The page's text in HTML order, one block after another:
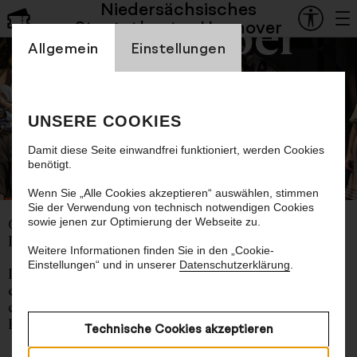
Einstellung Cookienbanner
Allgemein
Einstellungen
UNSERE COOKIES
Damit diese Seite einwandfrei funktioniert, werden Cookies
benötigt.
Wenn Sie „Alle Cookies akzeptieren“ auswählen, stimmen
Sie der Verwendung von technisch notwendigen Cookies
sowie jenen zur Optimierung der Webseite zu.
Weitere Informationen finden Sie in den „Cookie-
Einstellungen“ und in unserer Datenschutzerklärung
Technische Cookies akzeptieren
Niedersächsisches
Staatstheater Hannover
Staatsoper
Hänsel und Gretel
Oper von Engelbert Humperdinck
Libretto von Adelheid Wette
In deutscher Sprache mit deutschen und
englischen Übertiteln
ca. 2 Stunden 5 Minuten, eine Pause
Empfohlen ab 8 Jahren